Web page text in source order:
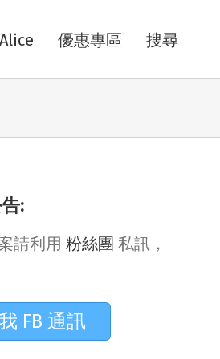
優惠專區 搜尋
:
請利用 粉絲團 私訊，
FB 通訊